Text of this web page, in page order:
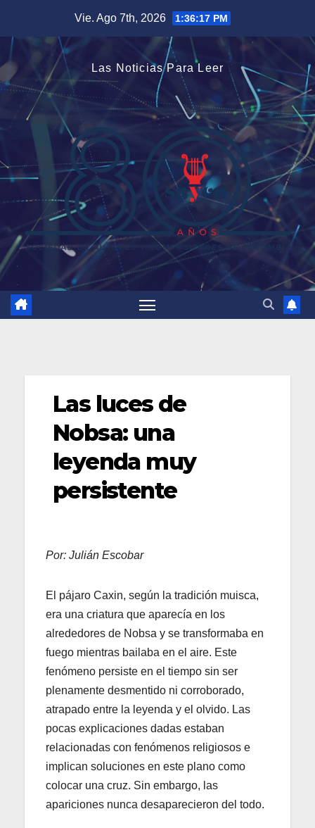
contenido
Vie. Ago 7th, 2026 1:36:17 PM
Las Noticias Para Leer
Las luces de
Nobsa: una
leyenda muy
persistente
Por: Julián Escobar
El pájaro Caxin, según la tradición muisca,
era una criatura que aparecía en los
alrededores de Nobsa y se transformaba en
fuego mientras bailaba en el aire. Este
fenómeno persiste en el tiempo sin ser
plenamente desmentido ni corroborado,
atrapado entre la leyenda y el olvido. Las
pocas explicaciones dadas estaban
relacionadas con fenómenos religiosos e
implican soluciones en este plano como
colocar una cruz. Sin embargo, las
apariciones nunca desaparecieron del todo.